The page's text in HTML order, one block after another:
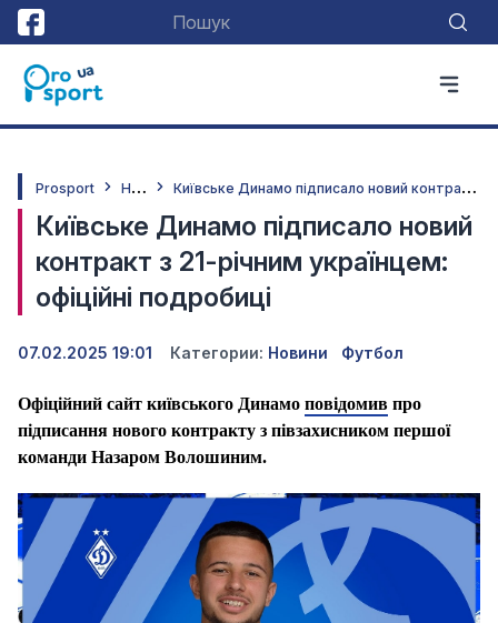
Prosport Н
овини К
иївське Динамо підписало новий контракт з 21-річним українцем: офіційні подробиці
Київське Динамо підписало новий
контракт з 21-річним українцем:
офіційні подробиці
07.02.2025 19:01 Категории: Новини Футбол
Офіційний сайт київського Динамо повідомив про
підписання нового контракту з півзахисником першої
команди Назаром Волошиним.